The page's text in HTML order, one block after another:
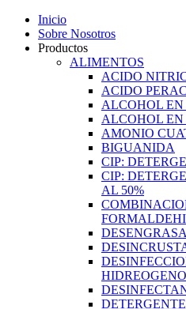
Inicio
Sobre Nosotros
Productos
ALIMENTOS
ACIDO
ACIDO
ALCOHOL EN
ALCOHOL
AMONIO
BIGUANIDA
CIP:
CIP:
AL 50%